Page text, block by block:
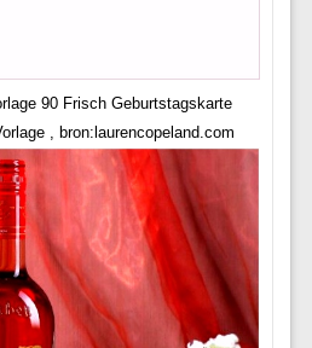
90 Frisch Geburtstagskarte
, bron:laurencopeland.com